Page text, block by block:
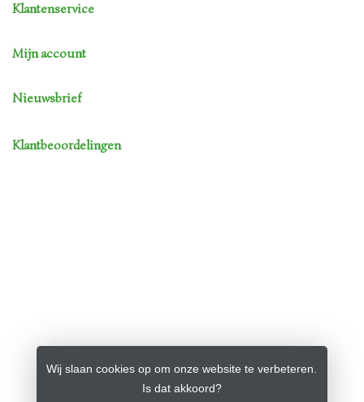
Klantenservice
Mijn account
Nieuwsbrief
Klantbeoordelingen
Wij slaan cookies op om onze website te verbeteren.
Is dat akkoord?